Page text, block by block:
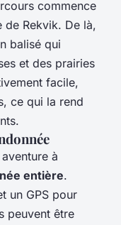
commence
de Rekvik. De là,
balisé qui
et des prairies
facile,
ce qui la rend
à
entière.
un GPS pour
peuvent être